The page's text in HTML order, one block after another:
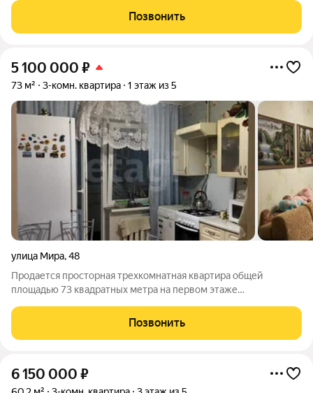
крупной
Позвонить
5 100 000 ₽
73 м² 3-комн. квартира 1 этаж из 5
улица Мира,48
Продается просторная трехкомнатная квартира общей
площадью 73 квадратных метра на первом этаже
все комнаты изолированные, что обеспечивает комфортное
проживание для семьи или возможности для
Позвонить
6 150 000 ₽